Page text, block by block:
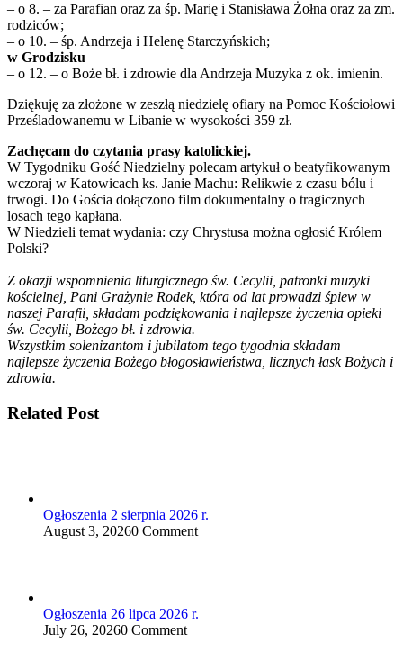
– o 8. – za Parafian oraz za śp. Marię i Stanisława Żołna oraz za zm.
rodziców;
– o 10. – śp. Andrzeja i Helenę Starczyńskich;
w Grodzisku
– o 12. – o Boże bł. i zdrowie dla Andrzeja Muzyka z ok. imienin.
Dziękuję za złożone w zeszłą niedzielę ofiary na Pomoc Kościołowi
Prześladowanemu w Libanie w wysokości 359 zł.
Zachęcam do czytania prasy katolickiej.
W Tygodniku Gość Niedzielny polecam artykuł o beatyfikowanym
wczoraj w Katowicach ks. Janie Machu: Relikwie z czasu bólu i
trwogi. Do Gościa dołączono film dokumentalny o tragicznych
losach tego kapłana.
W Niedzieli temat wydania: czy Chrystusa można ogłosić Królem
Polski?
Z okazji wspomnienia liturgicznego św. Cecylii, patronki muzyki
kościelnej, Pani Grażynie Rodek, która od lat prowadzi śpiew w
naszej Parafii, składam podziękowania i najlepsze życzenia opieki
św. Cecylii, Bożego bł. i zdrowia.
Wszystkim solenizantom i jubilatom tego tygodnia składam
najlepsze życzenia Bożego błogosławieństwa, licznych łask Bożych i
zdrowia.
Related Post
Ogłoszenia 2 sierpnia 2026 r.
August 3, 20260 Comment
Ogłoszenia 26 lipca 2026 r.
July 26, 20260 Comment